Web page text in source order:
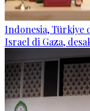
Indonesia, Türkiye
Israel di Gaza,